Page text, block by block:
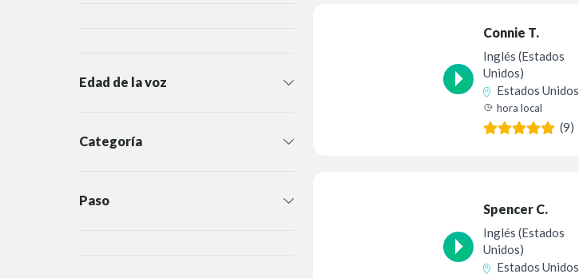
Edad de la voz
Categoría
Paso
Connie T.
Inglés (Estados
Unidos)
Estados Unidos
hora local
(9)
Spencer C.
Inglés (Estados
Unidos)
Estados Unidos